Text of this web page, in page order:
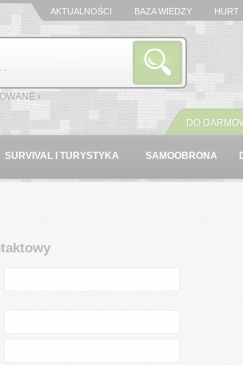
AKTUALNOŚCI BAZA WIEDZY HURT
›
DO
SURVIVAL I TURYSTYKA SAMOOBRONA